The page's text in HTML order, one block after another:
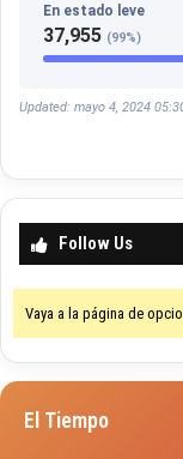
En estado leve
37,955 (99%)
Updated: mayo 4, 2024
Follow Us
Vaya a la página de
El Tiempo